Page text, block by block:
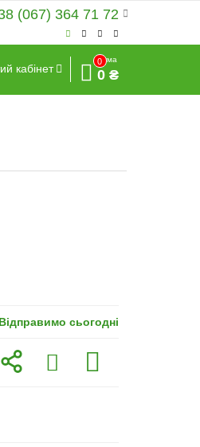
(067) 364 71 72
кабінет
0
Сума
0 ₴
Відправимо сьогодні